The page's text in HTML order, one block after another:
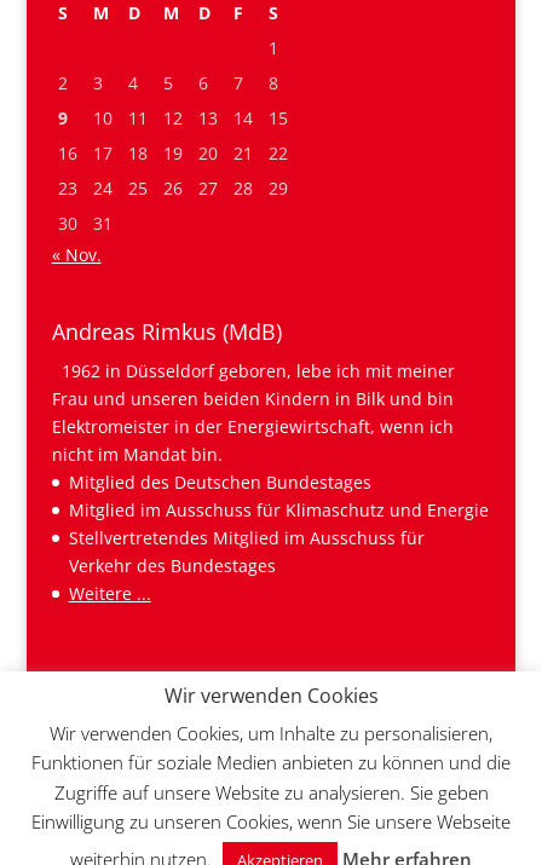
S M D M D F
S
1
2
3 4 5 6 7
8
9
10 11 12 13 14
15
16
17 18 19 20 21
22
23
24 25 26 27 28
29
30
31
« Nov.
Andreas Rimkus (MdB)
1962 in Düsseldorf geboren, lebe ich mit meiner
Frau und unseren beiden Kindern in Bilk und bin
Elektromeister in der Energiewirtschaft, wenn ich
nicht im Mandat bin.
Mitglied des Deutschen Bundestages
Mitglied im Ausschuss für Klimaschutz und Energie
Stellvertretendes Mitglied im Ausschuss für
Verkehr des Bundestages
Weitere ...
© 2026 Andreas Rimkus MdB | Realisiert von
Wir verwenden Cookies
Wir verwenden Cookies, um Inhalte zu personalisieren,
Funktionen für soziale Medien anbieten zu können und die
Zugriffe auf unsere Website zu analysieren. Sie geben
Einwilligung zu unseren Cookies, wenn Sie unsere Webseite
weiterhin nutzen.
Akzeptieren Mehr erfahren